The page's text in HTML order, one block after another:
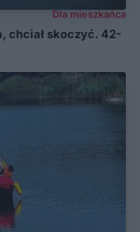
Dla mieszkańca
chciał skoczyć. 42-